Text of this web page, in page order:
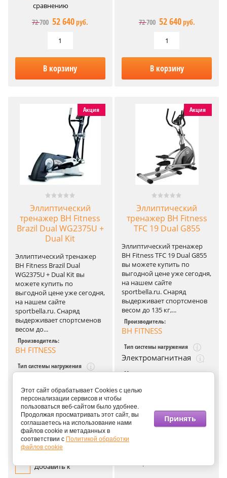
сравнению
72 700 52 640руб.
В корзину
72 700 52 640руб.
В корзину
Акция
Эллиптический
тренажер BH Fitness
Brazil Dual WG2375U +
Dual Kit
Эллиптический тренажер
BH Fitness Brazil Dual
WG2375U + Dual Kit вы
можете купить по
выгодной цене уже сегодня,
на нашем сайте
sportbella.ru. Снаряд
выдерживает спортсменов
весом до...
Производитель:
BH FITNESS
Тип системы нагружения
Маховик:
16 кг
Длина шага:
46 см
Максимальная нагрузка:
135 кг
Добавить к
Акция
Эллиптический
тренажер BH Fitness
TFC 19 Dual G855
Эллиптический тренажер
BH Fitness TFC 19 Dual G855
вы можете купить по
выгодной цене уже сегодня,
на нашем сайте
sportbella.ru. Снаряд
выдерживает спортсменов
весом до 135 кг,...
Производитель:
BH FITNESS
Тип системы нагружения
Электромагнитная
Маховик:
48 см
Максимальная нагрузка:
Этот сайт обрабатывает Cookies с целью
персонализации сервисов и чтобы
пользоваться веб-сайтом было удобнее.
Продолжая просматривать этот сайт, вы
соглашаетесь на использование нами
файлов cookie и метаданных в
соответствии с Политикой обработки
файлов cookie
Принять